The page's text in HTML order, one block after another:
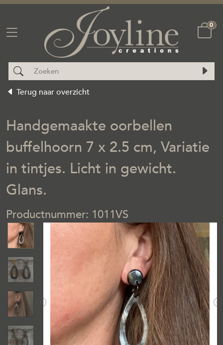
0
Terug naar overzicht
Handgemaakte oorbellen
buffelhoorn 7 x 2.5 cm, Variatie
in tintjes. Licht in gewicht.
Glans.
Previous